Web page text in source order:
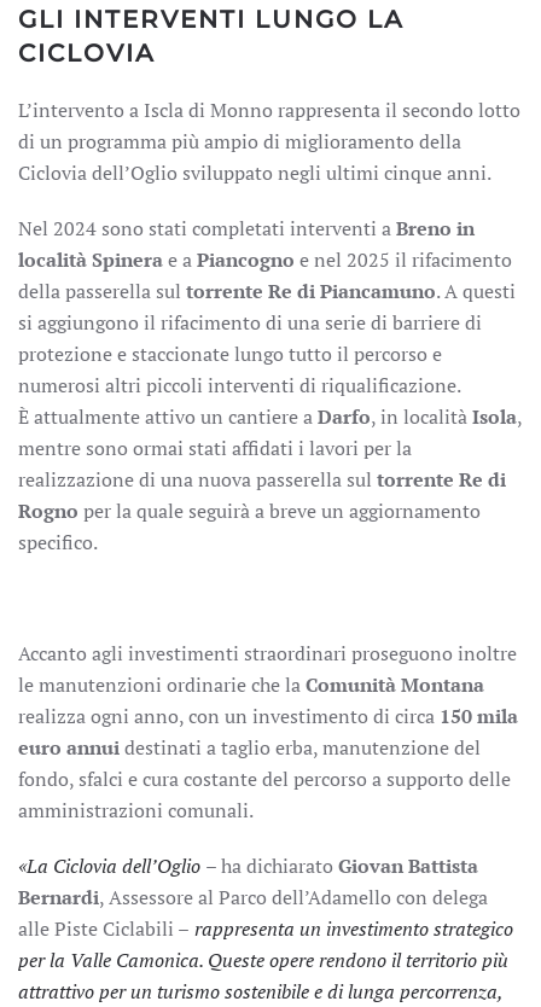
GLI INTERVENTI LUNGO LA
CICLOVIA
L’intervento a Iscla di Monno rappresenta il secondo lotto
di un programma più ampio di miglioramento della
Ciclovia dell’Oglio sviluppato negli ultimi cinque anni.
Nel 2024 sono stati completati interventi aBreno in
località Spinerae aPiancogno e nel 2025 il rifacimento
della passerella sul torrente Re di Piancamuno. A questi
si aggiungono il rifacimento di una serie di barriere di
protezione e staccionate lungo tutto il percorso e
numerosi altri piccoli interventi di riqualificazione.
È attualmente attivo un cantiere aDarfo, in localitàIsola,
mentre sono ormai stati affidati i lavori per la
realizzazione di una nuova passerella sul torrente Re di
Rogno per la quale seguirà a breve un aggiornamento
specifico.
Accanto agli investimenti straordinari proseguono inoltre
le manutenzioni ordinarie che laComunità Montana
realizza ogni anno, con un investimento di circa 150 mila
euro annuidestinati a taglio erba, manutenzione del
fondo, sfalci e cura costante del percorso a supporto delle
amministrazioni comunali.
«La Ciclovia dell’Oglio – ha dichiarato Giovan Battista
Bernardi, Assessore al Parco dell’Adamello con delega
alle Piste Ciclabili – rappresenta un investimento strategico
per la Valle Camonica. Queste opere rendono il territorio più
attrattivo per un turismo sostenibile e di lunga percorrenza,